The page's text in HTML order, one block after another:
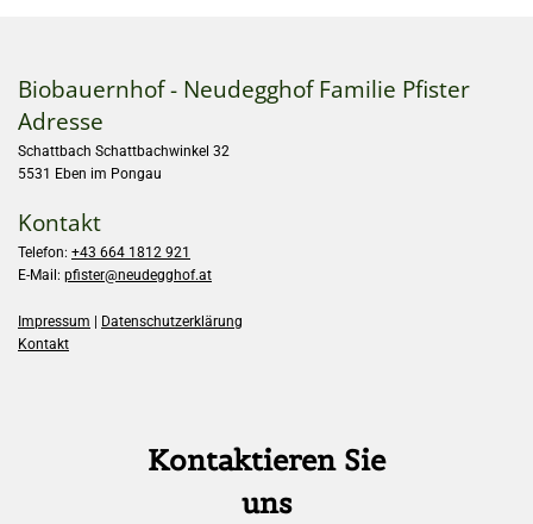
Biobauernhof - Neudegghof Familie Pfister
Adresse
Schattbach Schattbachwinkel 32
5531 Eben im Pongau
Kontakt
Telefon: +43 664 1812 921
E-Mail: pfister@neudegghof.at
Impressum
Datenschutzerklärung
Kontakt
Kontaktieren Sie
uns